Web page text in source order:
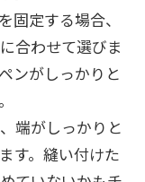
固定する場合、
合わせて選びま
ンがしっかりと
端がしっかりと
す。縫い付けた